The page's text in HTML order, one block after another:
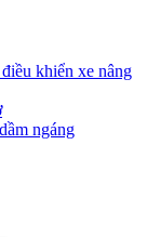
khiển xe nâng
ngáng